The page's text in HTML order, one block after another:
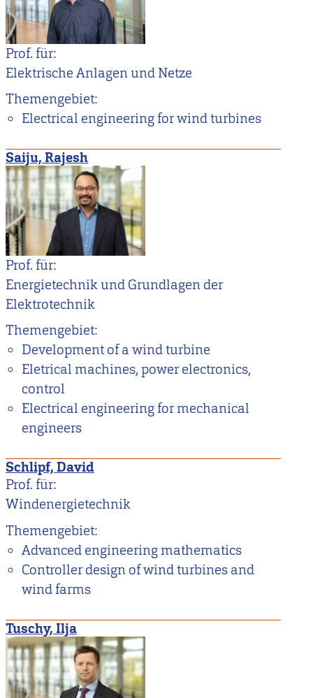
Prof. für:
Elektrische Anlagen und Netze
Themengebiet:
Electrical engineering for wind turbines
Saiju, Rajesh
Prof. für:
Energietechnik und Grundlagen der
Elektrotechnik
Themengebiet:
Development of a wind turbine
Eletrical machines, power electronics,
control
Electrical engineering for mechanical
engineers
Schlipf, David
Prof. für:
Windenergietechnik
Themengebiet:
Advanced engineering mathematics
Controller design of wind turbines and
wind farms
Tuschy, Ilja